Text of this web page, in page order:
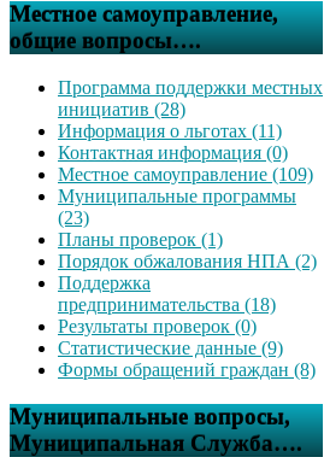
Местное самоуправление,
общие вопросы….
Программа поддержки местных
инициатив (28)
Информация о льготах (11)
Контактная информация (0)
Местное самоуправление (109)
Муниципальные программы
(23)
Планы проверок (1)
Порядок обжалования НПА (2)
Поддержка
предпринимательства (18)
Результаты проверок (0)
Статистические данные (9)
Формы обращений граждан (8)
Муниципальные вопросы,
Муниципальная Служба….